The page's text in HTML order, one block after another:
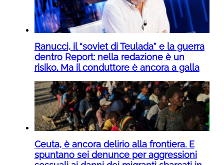
Ranucci, il “soviet di Teulada” e la guerra
dentro Report: nella redazione è un
risiko. Ma il conduttore è ancora a galla
Ceuta, è ancora delirio alla frontiera. E
spuntano sei denunce per aggressioni